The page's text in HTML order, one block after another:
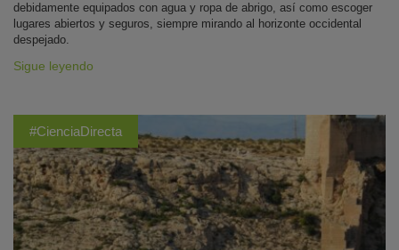
debidamente equipados con agua y ropa de abrigo, así como escoger
lugares abiertos y seguros, siempre mirando al horizonte occidental
despejado.
Sigue leyendo
#CienciaDirecta